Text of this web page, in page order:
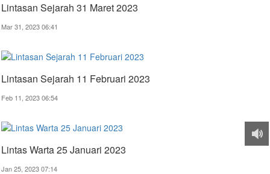
Lintasan Sejarah 31 Maret 2023
Mar 31, 2023 06:41
Lintasan Sejarah 11 Februari 2023
Feb 11, 2023 06:54
Lintas Warta 25 Januari 2023
Jan 25, 2023 07:14